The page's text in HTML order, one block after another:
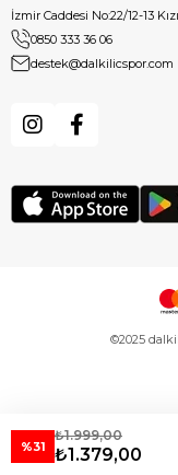
İzmir Caddesi No:22/12-13
0850 333 36 06
destek@dalkilicspor.com
©2025
%31
₺1.999,00
₺1.379,00